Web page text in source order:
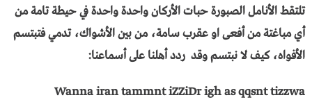
تلتقط الأنامل الصبورة حبات الأركان واحدة واحدة في حيطة تامة من
أي مباغتة من أفعى او عقرب سامة، من بين الأشواك، تدمي فتبتسم
الأفواه، كيف لا نبتسم وقد ردد أهلنا على أسماعنا:
Wanna iran tammnt iZZiDr igh as qqsnt tizzwa